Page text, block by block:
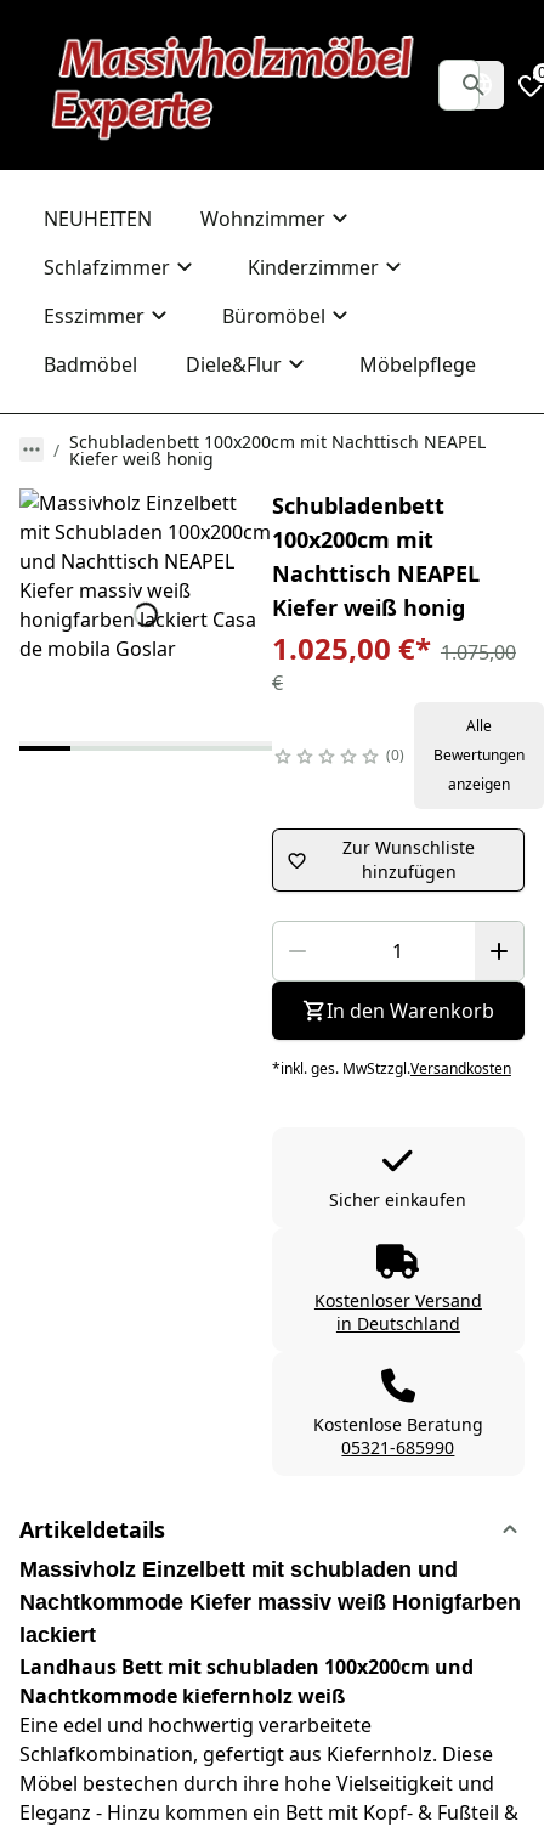
NEUHEITEN
Wohnzimmer
Schlafzimmer
Kinderzimmer
Esszimmer
Büromöbel
Badmöbel
Diele&Flur Möbelpflege
Schubladenbett 100x200cm mit Nachttisch NEAPEL
Kiefer weiß honig
Schubladenbett
100x200cm mit
Nachttisch NEAPEL
Kiefer weiß honig
1.025,00 €* 1.075,00
€
0
Alle
Bewertungen
anzeigen
Zur Wunschliste
hinzufügen
In den Warenkorb
*inkl. ges. MwStzzgl.Versandkosten
Sicher einkaufen
Kostenloser Versand
in Deutschland
Kostenlose Beratung
05321-685990
Artikeldetails
Massivholz Einzelbett mit schubladen und
Nachtkommode Kiefer massiv weiß Honigfarben
lackiert
Landhaus Bett mit schubladen 100x200cm und
Nachtkommode kiefernholz weiß
Eine edel und hochwertig verarbeitete
Schlafkombination, gefertigt aus Kiefernholz. Diese
Möbel bestechen durch ihre hohe Vielseitigkeit und
Eleganz - Hinzu kommen ein Bett mit Kopf- & Fußteil &